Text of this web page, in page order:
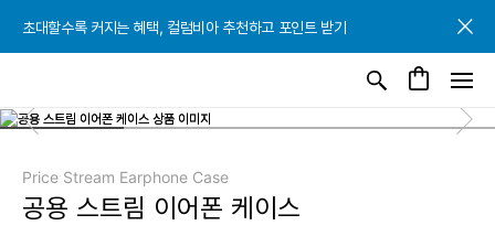
초대할수록 커지는 혜택, 컬럼비아 추천하고 포인트 받기
초대할수록 커지는 혜택, 컬럼비아 추천하고 포인트 받기
초대할수록 커지는 혜택, 컬럼비아 추천하고 포인트 받기
Price Stream Earphone Case
공용 스트림 이어폰 케이스